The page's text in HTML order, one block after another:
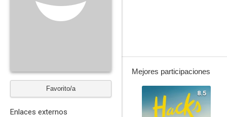
Favorito/a
Enlaces externos
Mejores participaciones
8.5